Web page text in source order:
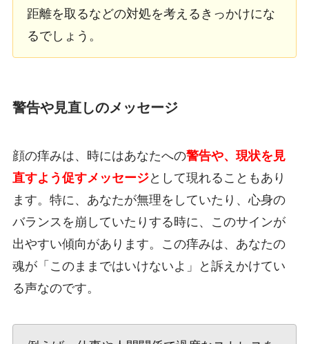
距離を取るなどの対処を考えるきっかけにな
るでしょう。
警告や見直しのメッセージ
顔の痒みは、時にはあなたへの警告や、現状を見
直すよう促すメッセージとして現れることもあり
ます。特に、あなたが無理をしていたり、心身の
バランスを崩していたりする時に、このサインが
出やすい傾向があります。この痒みは、あなたの
魂が「このままではいけないよ」と訴えかけてい
る声なのです。